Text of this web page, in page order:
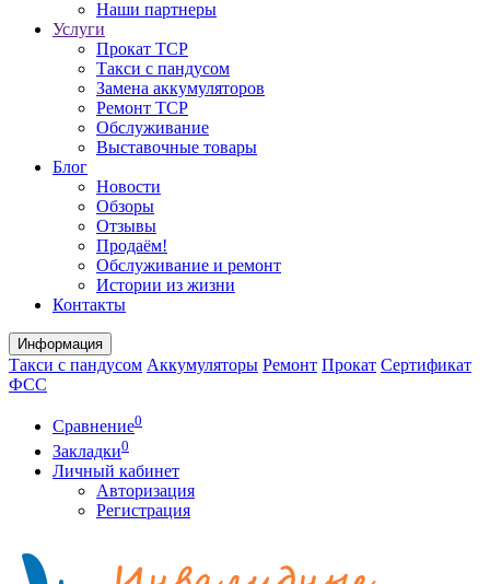
Наши партнеры
Услуги
Прокат ТСР
Такси с пандусом
Замена аккумуляторов
Ремонт ТСР
Обслуживание
Выставочные товары
Блог
Новости
Обзоры
Отзывы
Продаём!
Обслуживание и ремонт
Истории из жизни
Контакты
Информация
Такси с пандусом Аккумуляторы Ремонт Прокат Сертификат
ФСС
Сравнение0
Закладки0
Личный кабинет
Авторизация
Регистрация